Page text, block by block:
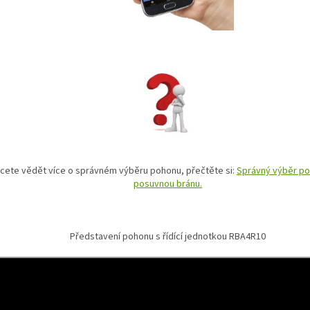
vědět více o správném výběru pohonu, přečtěte si: Správný výběr
posuvnou bránu.
Představení pohonu s řídící jednotkou RBA4R10